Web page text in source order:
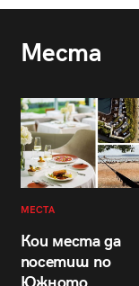
Места
МЕСТА
Кои места да
посетиш по